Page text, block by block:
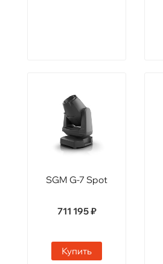
SGM G-7 Spot
711 195 ₽
Купить